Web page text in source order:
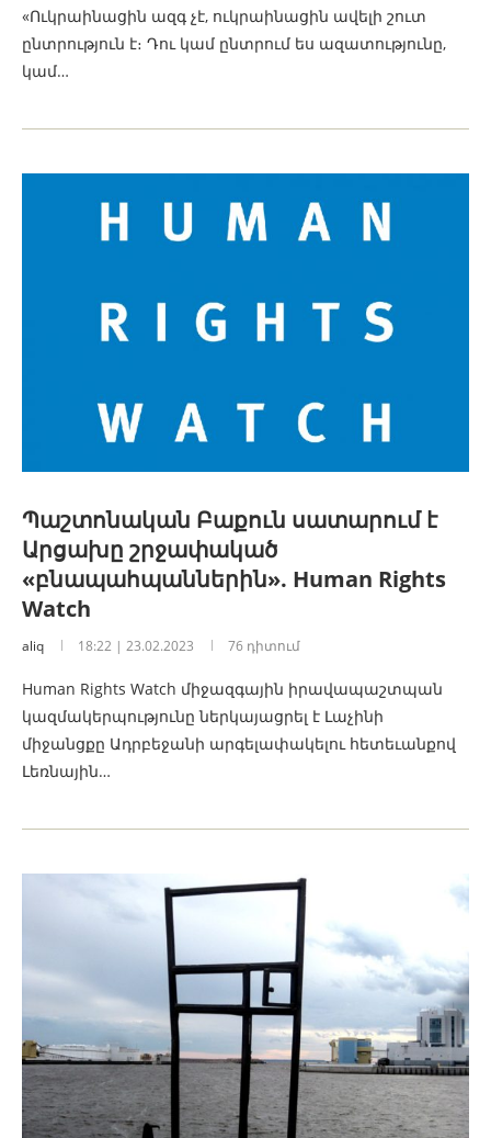
«Ուկրաինացին ազգ չէ, ուկրաինացին ավելի շուտ
ընտրություն է։ Դու կամ ընտրում ես ազատությունը,
կամ…
Պաշտոնական Բաքուն սատարում է
Արցախը շրջափակած
«բնապահպաններին». Human Rights
Watch
aliq 18:22 | 23.02.2023 76 դիտում
Human Rights Watch միջազգային իրավապաշտպան
կազմակերպությունը ներկայացրել է Լաչինի
միջանցքը Ադրբեջանի արգելափակելու հետեւանքով
Լեռնային…